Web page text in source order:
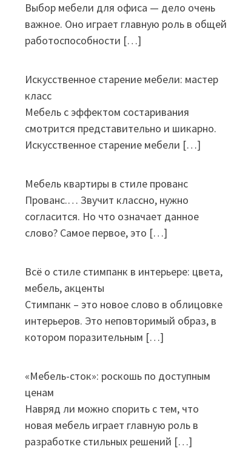
Выбор мебели для офиса — дело очень
важное. Оно играет главную роль в общей
работоспособности […]
Искусственное старение мебели: мастер
класс
Мебель с эффектом состаривания
смотрится представительно и шикарно.
Искусственное старение мебели […]
Мебель квартиры в стиле прованс
Прованс.… Звучит классно, нужно
согласится. Но что означает данное
слово? Самое первое, это […]
Всё о стиле стимпанк в интерьере: цвета,
мебель, акценты
Стимпанк – это новое слово в облицовке
интерьеров. Это неповторимый образ, в
котором поразительным […]
«Мебель-сток»: роскошь по доступным
ценам
Навряд ли можно спорить с тем, что
новая мебель играет главную роль в
разработке стильных решений […]